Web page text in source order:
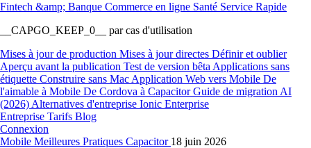
Fintech &amp; Banque Commerce en ligne Santé Service Rapide
__CAPGO_KEEP_0__ par cas d'utilisation
Mises à jour de production Mises à jour directes Définir et oublier
Aperçu avant la publication Test de version bêta Applications sans
étiquette Construire sans Mac Application Web vers Mobile De
l'aimable à Mobile De Cordova à CapacitorGuide de migration AI
(2026) Alternatives d'entreprise Ionic Enterprise
Entreprise Tarifs Blog
Connexion
Mobile Meilleures Pratiques Capacitor 18 juin 2026